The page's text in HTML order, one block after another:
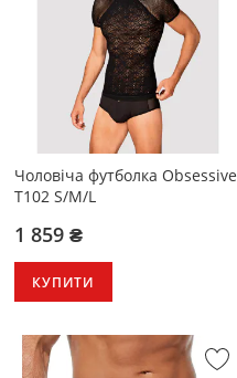
Чоловіча футболка Obsessive
T102 S/M/L
1 859 ₴
КУПИТИ